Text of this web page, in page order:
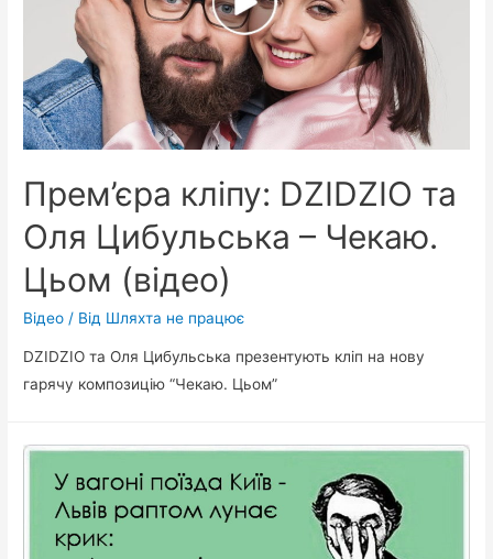
Прем’єра кліпу: DZIDZIO та
Оля Цибульська – Чекаю.
Цьом (відео)
Відео / Від Шляхта не працює
DZIDZIO та Оля Цибульська презентують кліп на нову
гарячу композицію “Чекаю. Цьом”